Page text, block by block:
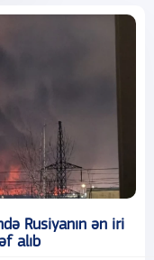
Rusiyanın ən iri
alıb